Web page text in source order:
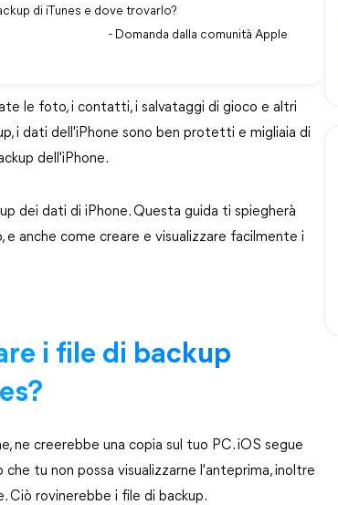
di iTunes e dove trovarlo?
- Domanda dalla comunità Apple
le foto, i contatti, i salvataggi di gioco e altri
i dati dell'iPhone sono ben protetti e migliaia di
dell'iPhone.
dei dati di iPhone. Questa guida ti spiegherà
anche come creare e visualizzare facilmente i
i file di backup
ne creerebbe una copia sul tuo PC. iOS segue
tu non possa visualizzarne l'anteprima, inoltre
Ciò rovinerebbe i file di backup.